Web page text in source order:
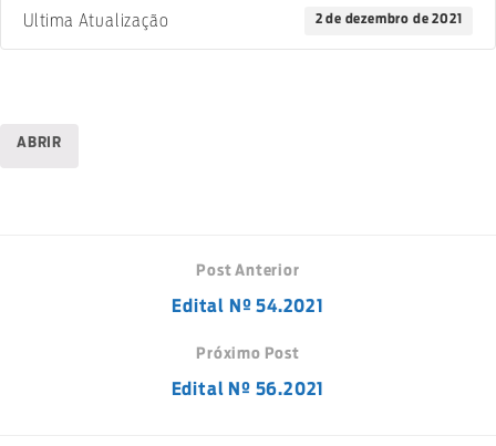
Ultima Atualização 2 de dezembro de 2021
ABRIR
Post Anterior
Edital Nº 54.2021
Próximo Post
Edital Nº 56.2021